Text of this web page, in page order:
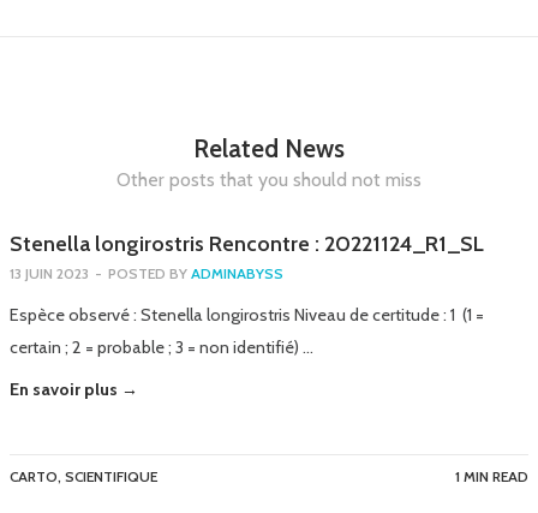
Related News
Other posts that you should not miss
Stenella longirostris Rencontre : 20221124_R1_SL
13 JUIN 2023 - POSTED BY ADMINABYSS
Espèce observé : Stenella longirostris Niveau de certitude : 1 (1 =
certain ; 2 = probable ; 3 = non identifié) …
En savoir plus →
CARTO, SCIENTIFIQUE 1 MIN READ